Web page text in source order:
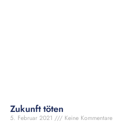
Zukunft töten
5. Februar 2021 Keine Kommentare